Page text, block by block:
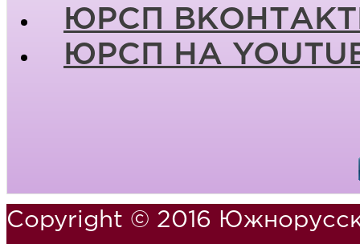
ЮРСП
ЮРСП НА
Copyright © 2016